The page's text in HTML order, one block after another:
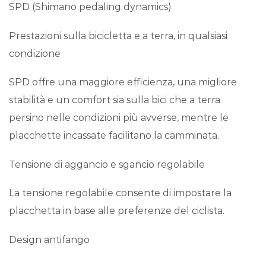
SPD (Shimano pedaling dynamics)
Prestazioni sulla bicicletta e a terra, in qualsiasi
condizione
SPD offre una maggiore efficienza, una migliore
stabilità e un comfort sia sulla bici che a terra
persino nelle condizioni più avverse, mentre le
placchette incassate facilitano la camminata.
Tensione di aggancio e sgancio regolabile
La tensione regolabile consente di impostare la
placchetta in base alle preferenze del ciclista.
Design antifango